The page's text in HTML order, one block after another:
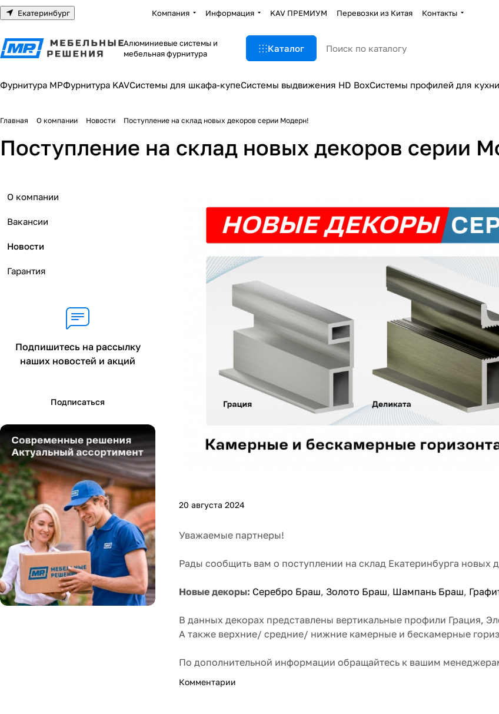
Екатеринбург Компания Информация KAV ПРЕМИУМ Перевозки из Китая Контакты
Алюминиевые системы и
мебельная фурнитура
Каталог
Фурнитура МРФурнитура KAVСистемы для шкафа-купеСистемы выдвижения HD BoxСистемы профилей для кухни
Главная О компании Новости Поступление на склад новых декоров серии Модерн!
Поступление на склад новых декоров серии
20 августа 2024
Уважаемые партнеры!
Рады сообщить вам о поступлении на склад Екатеринбурга новых
Новые декоры: Серебро Браш, Золото Браш, Шампань Браш,
В данных декорах представлены вертикальные профили Грация,
​​​​​​​А также верхние/ средние/ нижние камерные и бескамерные
​​​​​​​По дополнительной информации обращайтесь к вашим
Комментарии
О компании
Вакансии
Новости
Гарантия
Подпишитесь на рассылку
наших новостей и акций
Подписаться